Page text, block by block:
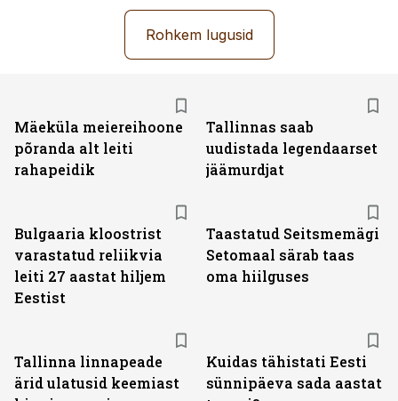
Rohkem lugusid
Mäeküla meiereihoone
põranda alt leiti
rahapeidik
Tallinnas saab
uudistada legendaarset
jäämurdjat
Bulgaaria kloostrist
varastatud reliikvia
leiti 27 aastat hiljem
Eestist
Taastatud Seitsmemägi
Setomaal särab taas
oma hiilguses
Tallinna linnapeade
ärid ulatusid keemiast
Kuidas tähistati Eesti
sünnipäeva sada aastat